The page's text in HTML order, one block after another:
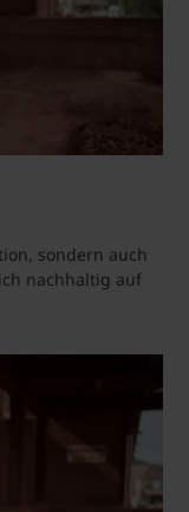
sondern auch
nachhaltig auf